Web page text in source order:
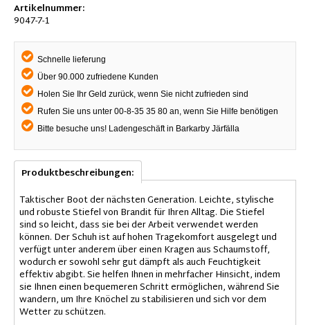
Artikelnummer:
9047-7-1
Schnelle lieferung
Über 90.000 zufriedene Kunden
Holen Sie Ihr Geld zurück, wenn Sie nicht zufrieden sind
Rufen Sie uns unter 00-8-35 35 80 an, wenn Sie Hilfe benötigen
Bitte besuche uns! Ladengeschäft in Barkarby Järfälla
Produktbeschreibungen:
Taktischer Boot der nächsten Generation. Leichte, stylische
und robuste Stiefel von Brandit für Ihren Alltag. Die Stiefel
sind so leicht, dass sie bei der Arbeit verwendet werden
können. Der Schuh ist auf hohen Tragekomfort ausgelegt und
verfügt unter anderem über einen Kragen aus Schaumstoff,
wodurch er sowohl sehr gut dämpft als auch Feuchtigkeit
effektiv abgibt. Sie helfen Ihnen in mehrfacher Hinsicht, indem
sie Ihnen einen bequemeren Schritt ermöglichen, während Sie
wandern, um Ihre Knöchel zu stabilisieren und sich vor dem
Wetter zu schützen.